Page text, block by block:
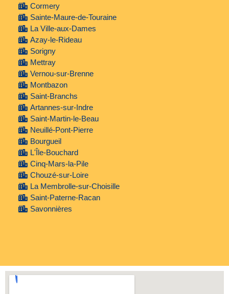
Cormery
Sainte-Maure-de-Touraine
La Ville-aux-Dames
Azay-le-Rideau
Sorigny
Mettray
Vernou-sur-Brenne
Montbazon
Saint-Branchs
Artannes-sur-Indre
Saint-Martin-le-Beau
Neuillé-Pont-Pierre
Bourgueil
L'Île-Bouchard
Cinq-Mars-la-Pile
Chouzé-sur-Loire
La Membrolle-sur-Choisille
Saint-Paterne-Racan
Savonnières